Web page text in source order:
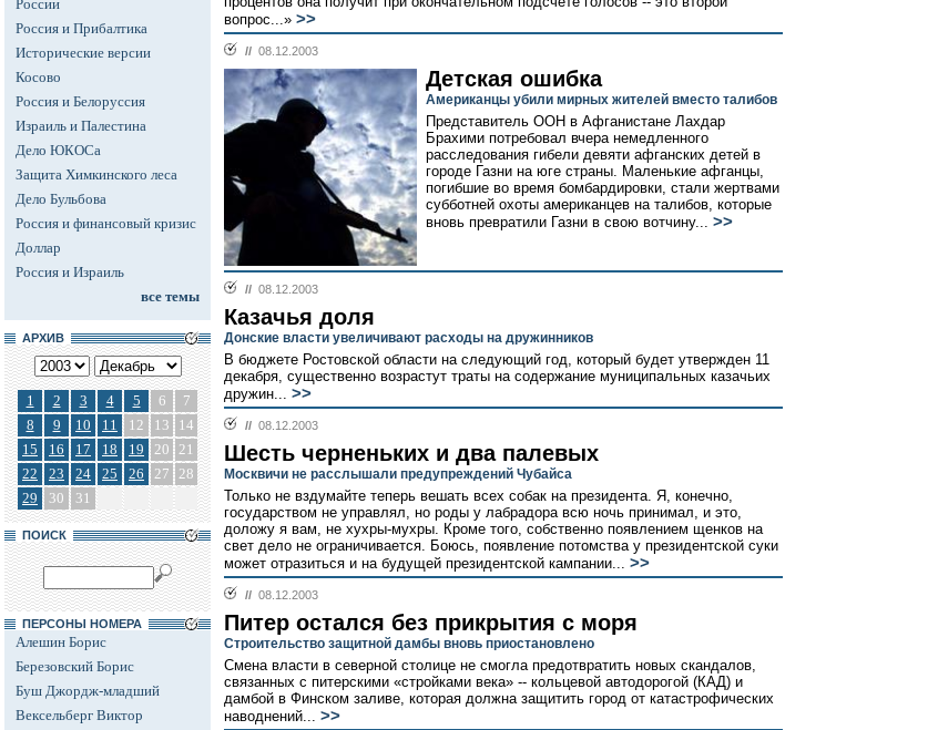
России
Россия и Прибалтика
Исторические версии
Косово
Россия и Белоруссия
Израиль и Палестина
Дело ЮКОСа
Защита Химкинского леса
Дело Бульбова
Россия и финансовый кризис
Доллар
Россия и Израиль
все темы
АРХИВ
1 2 3 4 5 6
7
8
9 10 11 12 13
14
15
16 17 18 19 20 21
22
23 24 25 26 27 28
29
30 31
ПОИСК
ПЕРСОНЫ НОМЕРА
Алешин Борис
Березовский Борис
Буш Джордж-младший
Вексельберг Виктор
вопрос...» >>
// 08.12.2003
Детская ошибка
Американцы убили мирных жителей вместо талибов
Представитель ООН в Афганистане Лахдар
Брахими потребовал вчера немедленного
расследования гибели девяти афганских детей в
городе Газни на юге страны. Маленькие афганцы,
погибшие во время бомбардировки, стали жертвами
субботней охоты американцев на талибов, которые
вновь превратили Газни в свою вотчину... >>
// 08.12.2003
Казачья доля
Донские власти увеличивают расходы на дружинников
В бюджете Ростовской области на следующий год, который будет утвержден 11
декабря, существенно возрастут траты на содержание муниципальных казачьих
дружин... >>
// 08.12.2003
Шесть черненьких и два палевых
Москвичи не расслышали предупреждений Чубайса
Только не вздумайте теперь вешать всех собак на президента. Я, конечно,
государством не управлял, но роды у лабрадора всю ночь принимал, и это,
доложу я вам, не хухры-мухры. Кроме того, собственно появлением щенков на
свет дело не ограничивается. Боюсь, появление потомства у президентской суки
может отразиться и на будущей президентской кампании... >>
// 08.12.2003
Питер остался без прикрытия с моря
Строительство защитной дамбы вновь приостановлено
Смена власти в северной столице не смогла предотвратить новых скандалов,
связанных с питерскими «стройками века» -- кольцевой автодорогой (КАД) и
дамбой в Финском заливе, которая должна защитить город от катастрофических
наводнений... >>